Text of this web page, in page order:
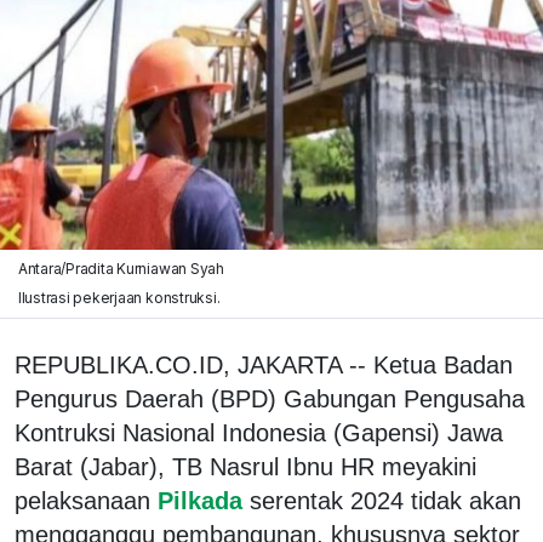
Antara/Pradita Kurniawan Syah
Ilustrasi pekerjaan konstruksi.
REPUBLIKA.CO.ID, JAKARTA -- Ketua Badan
Pengurus Daerah (BPD) Gabungan Pengusaha
Kontruksi Nasional Indonesia (Gapensi) Jawa
Barat (Jabar), TB Nasrul Ibnu HR meyakini
pelaksanaan Pilkada serentak 2024 tidak akan
mengganggu pembangunan, khususnya sektor